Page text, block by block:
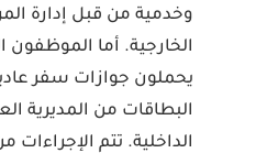
وخدمية من قبل إدارة
الخارجية. أما الموظفون
يحملون جوازات سفر
البطاقات من المديرية
الداخلية. تتم الإجراءات